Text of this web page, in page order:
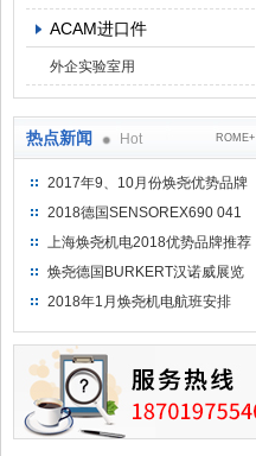
ACAM进口件
外企实验室用
热点新闻 Hot ROME+
2017年9、10月份焕尧优势品牌
推荐
2018德国SENSOREX690 041
415 D
上海焕尧机电2018优势品牌推荐
焕尧德国BURKERT汉诺威展览
（2018）
2018年1月焕尧机电航班安排